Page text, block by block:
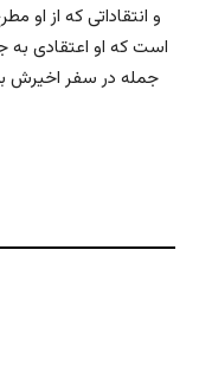
و انتقاداتی که از
است که او اعتقادی به
جمله در سفر اخیرش